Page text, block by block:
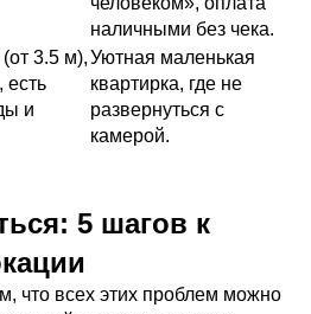
наличными без чека.
3.5 м),
и
Уютная маленькая
квартирка, где не
развернуться с
камерой.
5 шагов к
что всех этих проблем можно